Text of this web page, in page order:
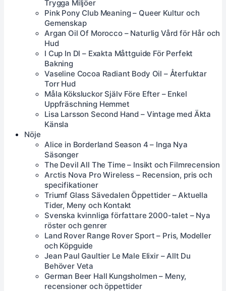
Trygga Miljöer
Pink Pony Club Meaning – Queer Kultur och
Gemenskap
Argan Oil Of Morocco – Naturlig Vård för Hår och
Hud
I Cup In Dl – Exakta Måttguide För Perfekt
Bakning
Vaseline Cocoa Radiant Body Oil – Återfuktar
Torr Hud
Måla Köksluckor Själv Före Efter – Enkel
Uppfräschning Hemmet
Lisa Larsson Second Hand – Vintage med Äkta
Känsla
Nöje
Alice in Borderland Season 4 – Inga Nya
Säsonger
The Devil All The Time – Insikt och Filmrecension
Arctis Nova Pro Wireless – Recension, pris och
specifikationer
Triumf Glass Sävedalen Öppettider – Aktuella
Tider, Meny och Kontakt
Svenska kvinnliga författare 2000-talet – Nya
röster och genrer
Land Rover Range Rover Sport – Pris, Modeller
och Köpguide
Jean Paul Gaultier Le Male Elixir – Allt Du
Behöver Veta
German Beer Hall Kungsholmen – Meny,
recensioner och öppettider